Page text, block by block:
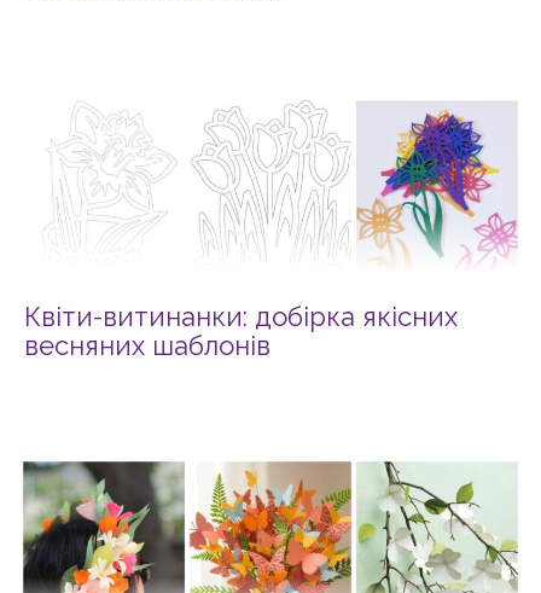
Квіти-витинанки: добірка якісних
весняних шаблонів